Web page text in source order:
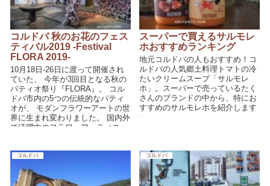
コルドバ 秋のお花のフェス
ティバル2019 -Festival
FLORA 2019-
10月18日-26日に渡って開催され
ていた、 今年が3回目となる秋の
パティオ祭り『FLORA』。 コル
ドバ市内の5つの伝統的なパティ
オが、 モダンフラワーアートの世
界に生まれ変わりました。 国内外
で活躍中のフラワーアーティス...
スーパーで買えるサルモレ
ホおすすめランキング
地元コルドバの人もおすすめ！コ
ルドバの人気郷土料理トマトの冷
たいクリームスープ「サルモレ
ホ」。スーパーで売っているたく
さんのブランドの中から、特にお
すすめのサルモレホを紹介します
♪
コルドバ コルドバ